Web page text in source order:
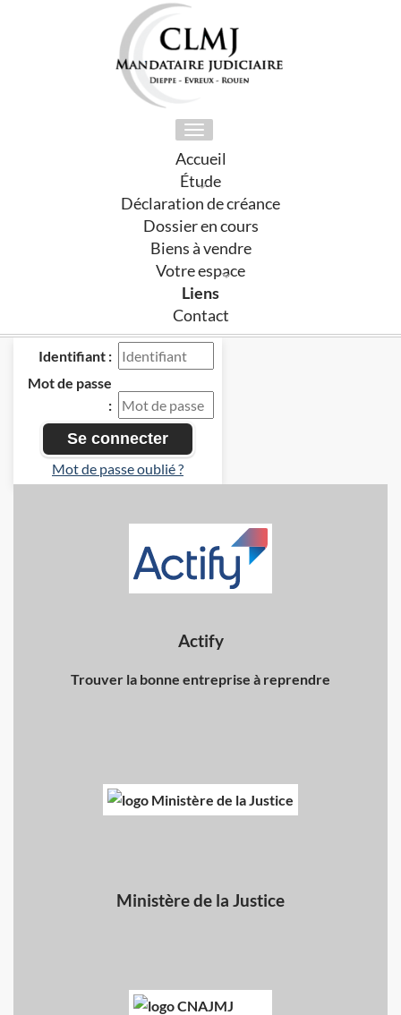
Toggle
navigation
Accueil
Étude
Déclaration de créance
Dossier en cours
Biens à vendre
Votre espace
Liens
Contact
Identifiant :
Mot de passe
:
Mot de passe oublié ?
Actify
Trouver la bonne entreprise à reprendre
Ministère de la Justice